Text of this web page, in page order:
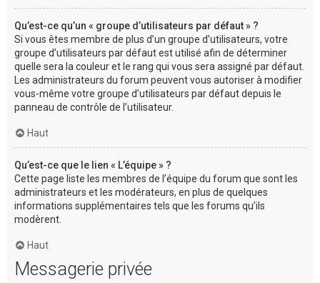
Qu’est-ce qu’un « groupe d’utilisateurs par défaut » ?
Si vous êtes membre de plus d’un groupe d’utilisateurs, votre
groupe d’utilisateurs par défaut est utilisé afin de déterminer
quelle sera la couleur et le rang qui vous sera assigné par défaut.
Les administrateurs du forum peuvent vous autoriser à modifier
vous-même votre groupe d’utilisateurs par défaut depuis le
panneau de contrôle de l’utilisateur.
Haut
Qu’est-ce que le lien « L’équipe » ?
Cette page liste les membres de l’équipe du forum que sont les
administrateurs et les modérateurs, en plus de quelques
informations supplémentaires tels que les forums qu’ils
modèrent.
Haut
Messagerie privée